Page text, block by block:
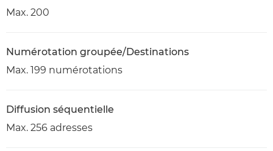
Max. 200
Numérotation groupée/Destinations
Max. 199 numérotations
Diffusion séquentielle
Max. 256 adresses